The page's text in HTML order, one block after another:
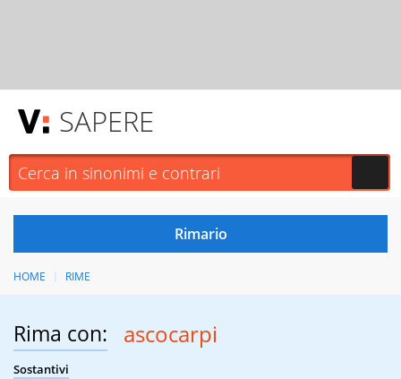
SAPERE
HOME RIME
Rima con: ascocarpi
Sostantivi